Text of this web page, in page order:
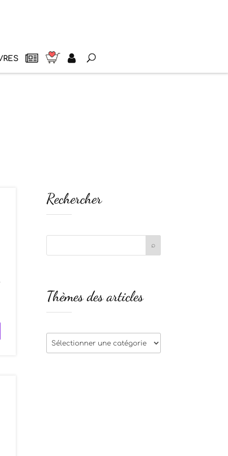
Rechercher
Thèmes des articles
Thèmes
des